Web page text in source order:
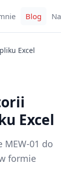
Blog
Excel
Excel
01 do
formie